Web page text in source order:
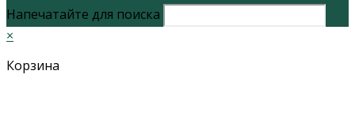
Напечатайте для поиска
×
Корзина